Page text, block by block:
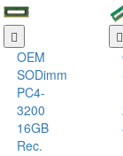
OEM
SODimm
PC4-
3200
16GB
Rec.